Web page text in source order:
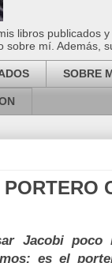
libros publicados
sobre mí. Además,
SOBRE
Jacobi
es el